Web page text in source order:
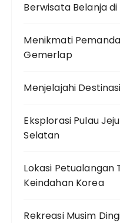
Berwisata Belanja
Menikmati
Gemerlap
Menjelajahi
Eksplorasi Pulau
Selatan
Lokasi
Keindahan Korea
Rekreasi Musim